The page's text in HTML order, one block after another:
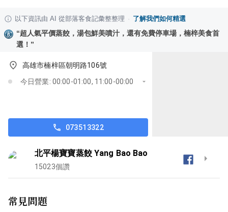
以下資訊由 AI 從部落客食記彙整整理 · 了解我們如何精選
“超人氣平價蒸餃，湯包鮮美噴汁，還有免費停車場，楠梓美食首
選！ ”
高雄市楠梓區朝明路106號
今日營業: 00:00-01:00, 11:00-00:00
073513322
北平楊寶寶蒸餃 Yang Bao Bao
15023個讚
常見問題